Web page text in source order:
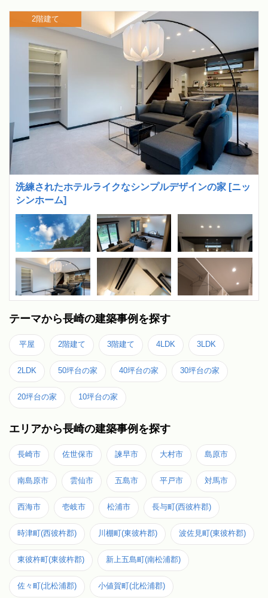
洗練されたホテルライクなシンプルデザインの家 [ニッ
シンホーム]
2階建て
テーマから長崎の建築事例を探す
平屋 2階建て 3階建て 4LDK 3LDK
2LDK 50坪台の家 40坪台の家 30坪台の家
20坪台の家 10坪台の家
エリアから長崎の建築事例を探す
長崎市 佐世保市 諫早市 大村市 島原市
南島原市 雲仙市 五島市 平戸市 対馬市
西海市 壱岐市 松浦市 長与町(西彼杵郡)
時津町(西彼杵郡) 川棚町(東彼杵郡) 波佐見町(東彼杵郡)
東彼杵町(東彼杵郡) 新上五島町(南松浦郡)
佐々町(北松浦郡) 小値賀町(北松浦郡)